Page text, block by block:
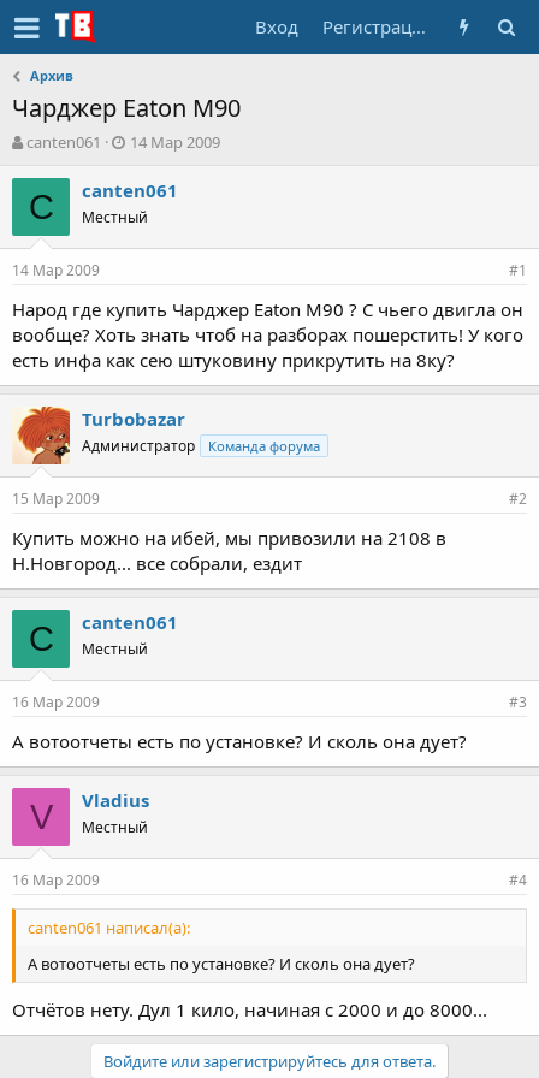
Вход Регистрация
Архив
Чарджер Eaton M90
А
т
о
т
е
ы
canten061
Д
т
н
а
л
а
14 Мар 2009
C canten061
Местный
14 Мар 2009 #1
Народ где купить Чарджер Eaton M90 ? С чьего двигла он
вообще? Хоть знать чтоб на разборах пошерстить! У кого
есть инфа как сею штуковину прикрутить на 8ку?
Turbobazar
Администратор Команда форума
15 Мар 2009 #2
Купить можно на ибей, мы привозили на 2108 в
Н.Новгород... все собрали, ездит
C canten061
Местный
16 Мар 2009 #3
А вотоотчеты есть по установке? И сколь она дует?
V Vladius
Местный
16 Мар 2009 #4
canten061 написал(а):
А вотоотчеты есть по установке? И сколь она дует?
Отчётов нету. Дул 1 кило, начиная с 2000 и до 8000...
Войдите или зарегистрируйтесь для ответа.